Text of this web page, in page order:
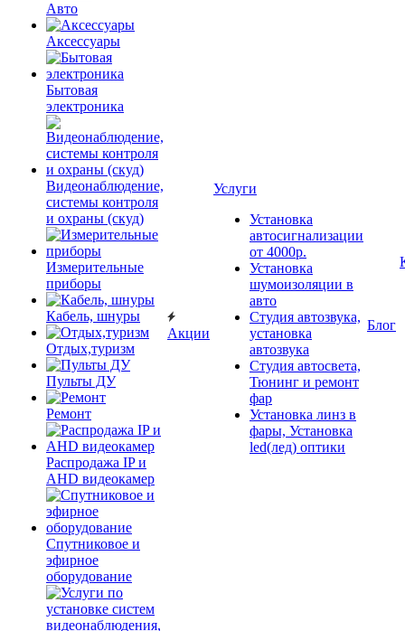
Авто
Аксессуары
Бытовая
электроника
Видеонаблюдение,
системы контроля
и охраны (скуд)
Измерительные
приборы
Кабель, шнуры
Отдых,туризм
Пульты ДУ
Ремонт
Распродажа IP и
AHD видеокамер
Спутниковое и
эфирное
оборудование
Акции
Услуги
Установка
автосигнализации
от 4000р.
Установка
шумоизоляции в
авто
Студия автозвука,
установка
автозвука
Студия автосвета,
Тюнинг и ремонт
фар
Установка линз в
фары, Установка
led(лед) оптики
Блог